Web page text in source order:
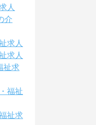
人
介
求人
求人
祉求
福祉
祉求